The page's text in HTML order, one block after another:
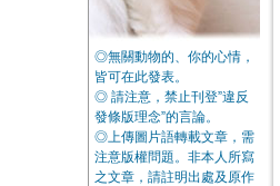
◎無關動物的、你的心情，
皆可在此發表。
◎ 請注意，禁止刊登”違反
發條版理念”的言論。
◎上傳圖片語轉載文章，需
注意版權問題。非本人所寫
之文章，請註明出處及原作